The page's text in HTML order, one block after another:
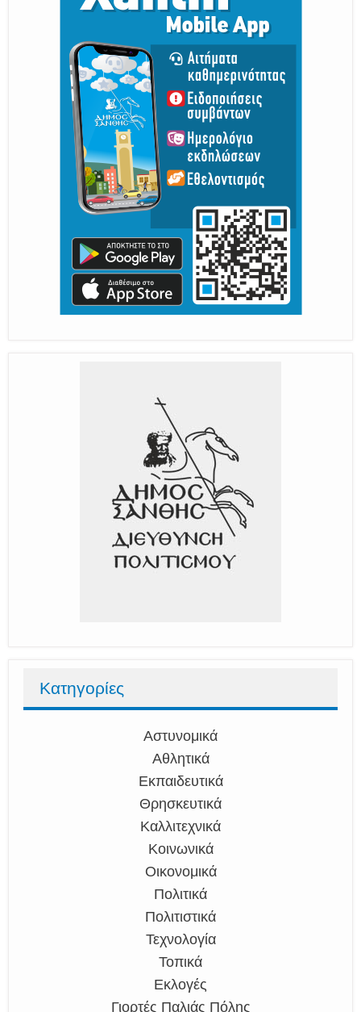
Η διατηρητέα πόλη με τους ανθρώπους
της, μας υποδέχονται
Από 30 Αυγούστου Έως 5 Σεπτεμβρίου
Κατηγορίες
Αστυνομικά
Αθλητικά
Εκπαιδευτικά
Θρησκευτικά
Καλλιτεχνικά
Κοινωνικά
Οικονομικά
Πολιτικά
Πολιτιστικά
Τεχνολογία
Τοπικά
Εκλογές
Γιορτές Παλιάς Πόλης